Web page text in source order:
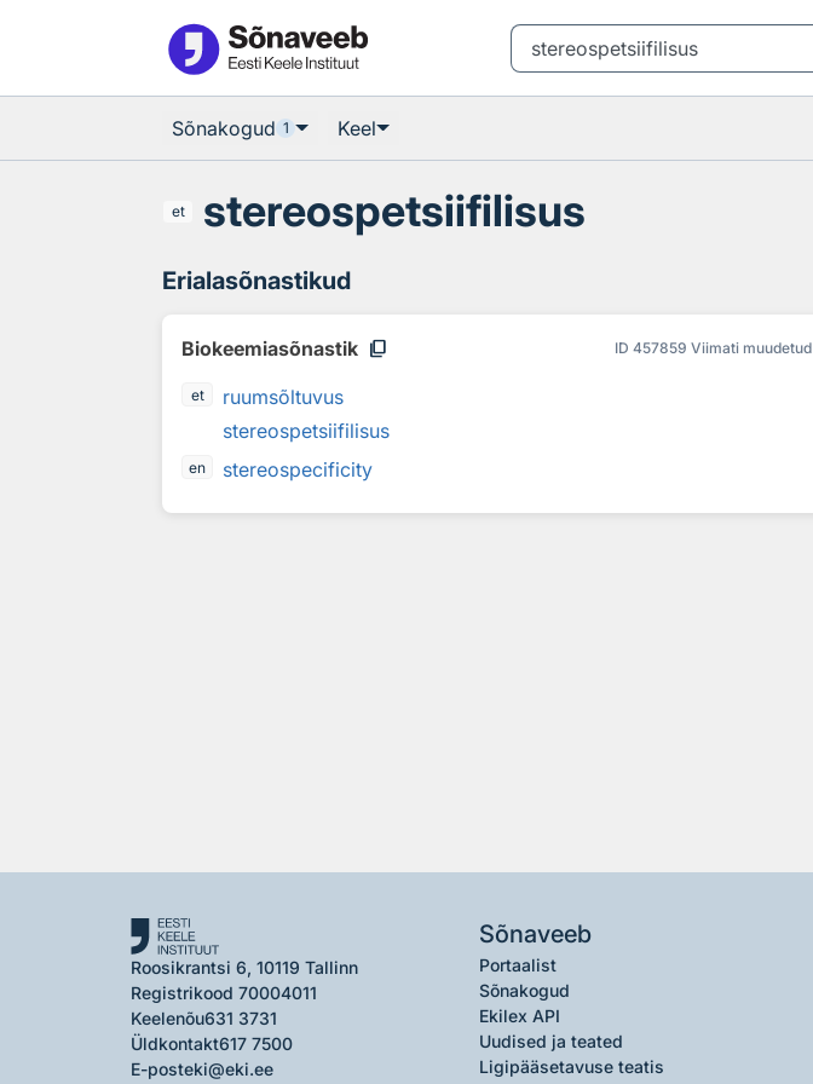
Sõnakogud 1 Keel
et stereospetsiifilisus
Erialasõnastikud
Biokeemiasõnastik content_copy ID 457859 Viimati muudetud
et
ruumsõltuvus
stereospetsiifilisus
en stereospecificity
Roosikrantsi 6, 10119 Tallinn
Registrikood 70004011
Keelenõu631 3731
Üldkontakt617 7500
E-posteki@eki.ee
Sõnaveeb
Portaalist
Sõnakogud
Ekilex API
Uudised ja teated
Ligipääsetavuse teatis